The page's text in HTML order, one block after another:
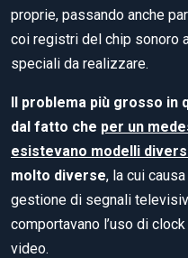
proprie, passando anche
coi registri del chip sonoro
speciali da realizzare.
Il problema più grosso in
dal fatto che per un
esistevano modelli
molto diverse, la cui
gestione di segnali
comportavano l’uso di
video.